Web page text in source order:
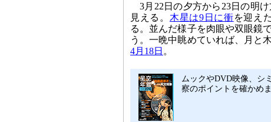
3月22日の夕方から23日の明
見える。 木星は9日に衝を迎え
る。並んだ様子を肉眼や双眼鏡
う。一晩中眺めていれば、月と
4月18日 。
ムックやDVD映像、シ
察のポイントを確かめ